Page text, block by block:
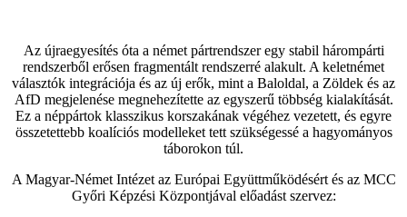
Az újraegyesítés óta a német pártrendszer egy stabil hárompárti
rendszerből erősen fragmentált rendszerré alakult. A keletnémet
választók integrációja és az új erők, mint a Baloldal, a Zöldek és az
AfD megjelenése megnehezítette az egyszerű többség kialakítását.
Ez a néppártok klasszikus korszakának végéhez vezetett, és egyre
összetettebb koalíciós modelleket tett szükségessé a hagyományos
táborokon túl.
A Magyar-Német Intézet az Európai Együttműködésért és az MCC
Győri Képzési Központjával előadást szervez: